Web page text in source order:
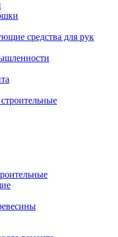
средства для рук